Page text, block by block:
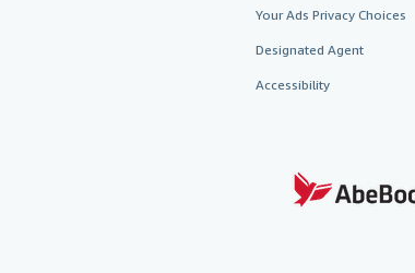
Your Ads Privacy Choices
Designated Agent
Accessibility